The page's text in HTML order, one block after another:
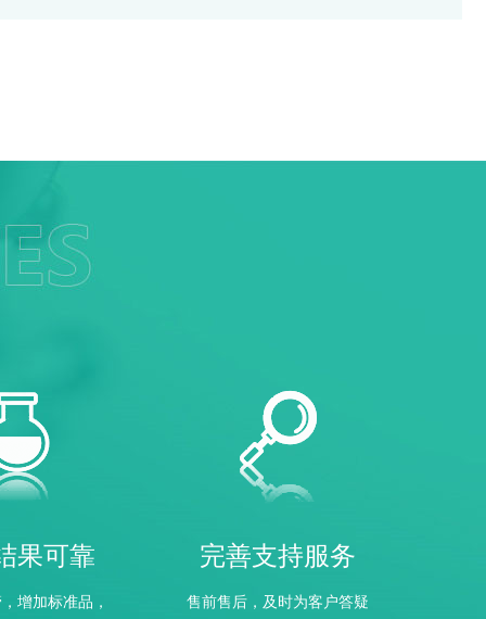
果可靠
增加标准品，
完善支持服务
售前售后，及时为客户答疑